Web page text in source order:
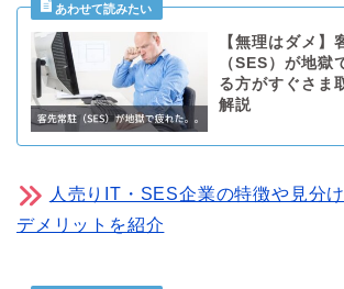
【無理はダメ】
（SES）が地獄
る方がすぐさま
解説
人売りIT・SES企業の特徴や見分
デメリットを紹介